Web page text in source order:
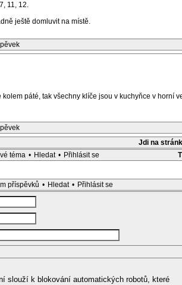
11, 12.
ještě domluvit na místě.
páté, tak všechny klíče jsou v kuchyňce v horní
Jdi na
téma • Hledat • Přihlásit se
příspěvků • Hledat • Přihlásit se
slouží k blokování automatických robotů, které